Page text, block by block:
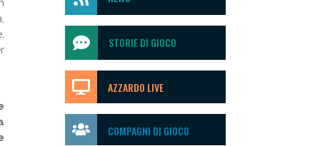
 STORIE DI GIOCO
 AZZARDO LIVE
 COMPAGNI DI GIOCO